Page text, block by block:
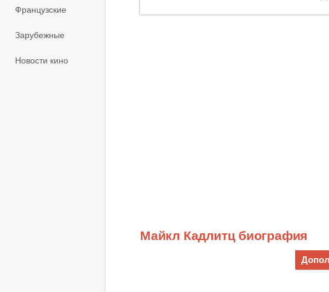
Французские
Зарубежные
Новости кино
Майкл Кадлитц биография